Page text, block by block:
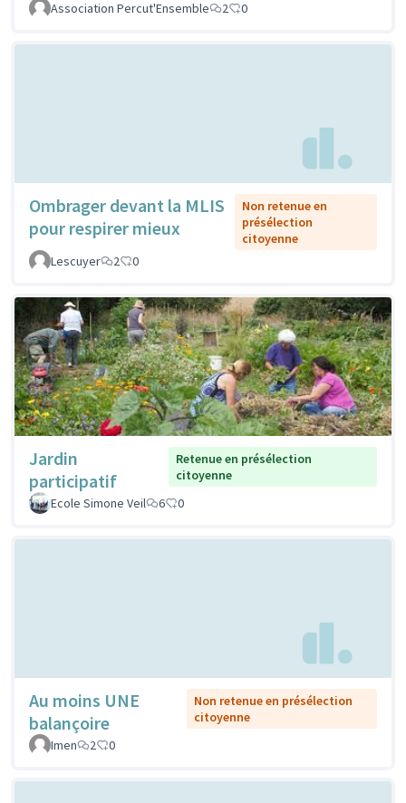
Association Percut'Ensemble
2 0
Ombrager devant la MLIS
pour respirer mieux
Non retenue en
présélection
citoyenne
Lescuyer
2 0
Jardin
participatif
Retenue en présélection
citoyenne
Ecole Simone Veil
6 0
Au moins UNE
balançoire
Non retenue en présélection
citoyenne
Imen
2 0